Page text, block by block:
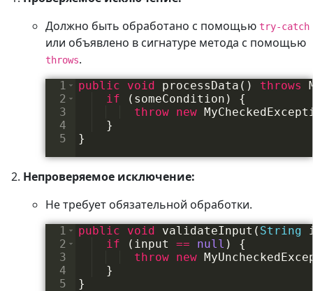
Должно быть обработано с помощью try-catch
или объявлено в сигнатуре метода с помощью
throws.
1
2
3
4
5
public void processData ( ) throws
if
( someCondition )
{
throw new
}
}
Непроверяемое исключение:
Не требует обязательной обработки.
1
2
3
4
5
public void validateInput ( String
if
( input == null )
{
throw new
}
}